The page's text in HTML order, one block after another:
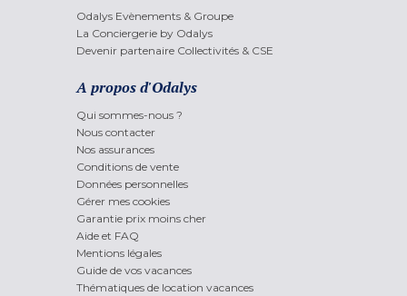
Odalys Evènements & Groupe
La Conciergerie by Odalys
Devenir partenaire Collectivités & CSE
A propos d'Odalys
Qui sommes-nous ?
Nous contacter
Nos assurances
Conditions de vente
Données personnelles
Gérer mes cookies
Garantie prix moins cher
Aide et FAQ
Mentions légales
Guide de vos vacances
Thématiques de location vacances